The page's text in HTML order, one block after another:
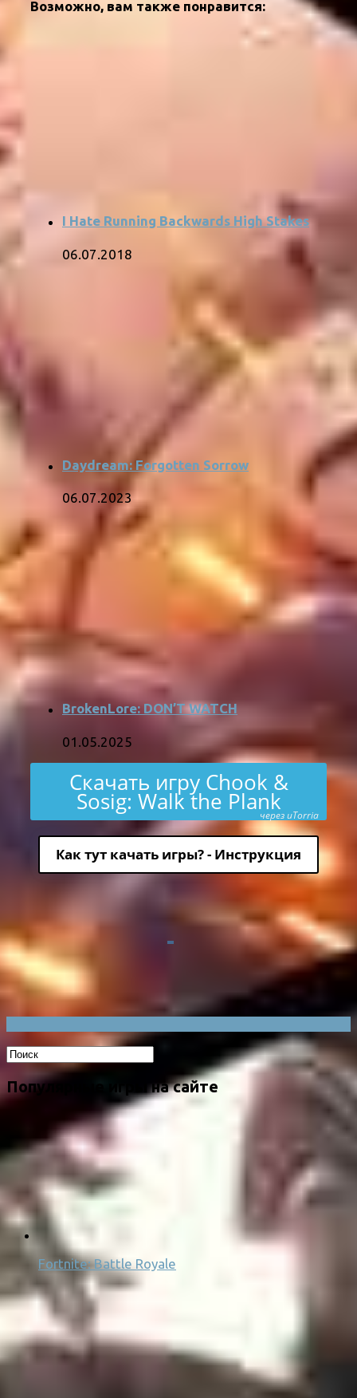
Возможно, вам также понравится:
I Hate Running Backwards High Stakes
06.07.2018
Daydream: Forgotten Sorrow
06.07.2023
BrokenLore: DON’T WATCH
01.05.2025
Скачать игру Chook &
Sosig: Walk the Plankчерез uTorria
Как тут качать игры? - Инструкция
Популярные игры на сайте
Fortnite: Battle Royale